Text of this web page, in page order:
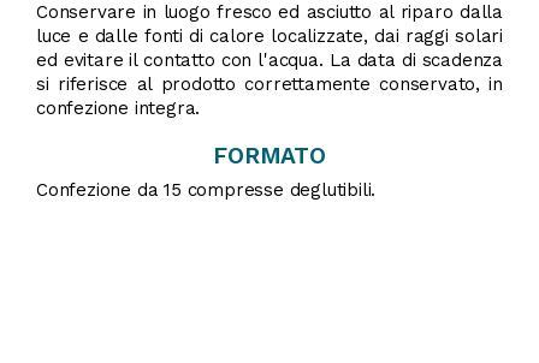
Conservare in luogo fresco ed asciutto al riparo dalla
luce e dalle fonti di calore localizzate, dai raggi solari
ed evitare il contatto con l'acqua. La data di scadenza
si riferisce al prodotto correttamente conservato, in
confezione integra.
FORMATO
Confezione da 15 compresse deglutibili.